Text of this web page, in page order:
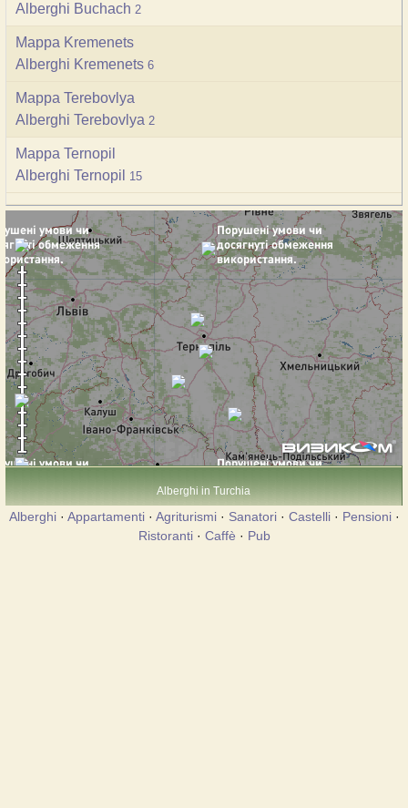
Alberghi Buchach 2
Mappa Kremenets
Alberghi Kremenets 6
Mappa Terebovlya
Alberghi Terebovlya 2
Mappa Ternopil
Alberghi Ternopil
15
Alberghi in Turchia
Alberghi· Appartamenti· Agriturismi· Sanatori· Castelli· Pensioni·
Ristoranti· Caffè · Pub